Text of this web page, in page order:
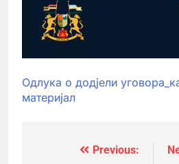
Одлука о додјели
материјал
КретањеPrevious: